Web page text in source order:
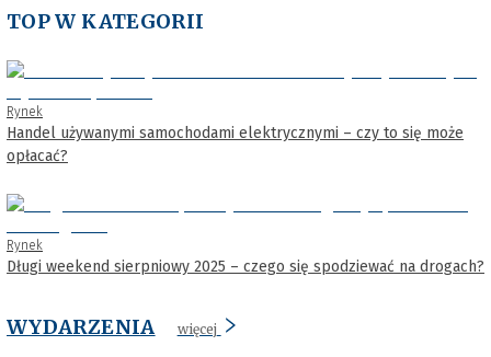
TOP W KATEGORII
Rynek
Handel używanymi samochodami elektrycznymi – czy to się może
opłacać?
Rynek
Długi weekend sierpniowy 2025 – czego się spodziewać na drogach?
WYDARZENIA więcej